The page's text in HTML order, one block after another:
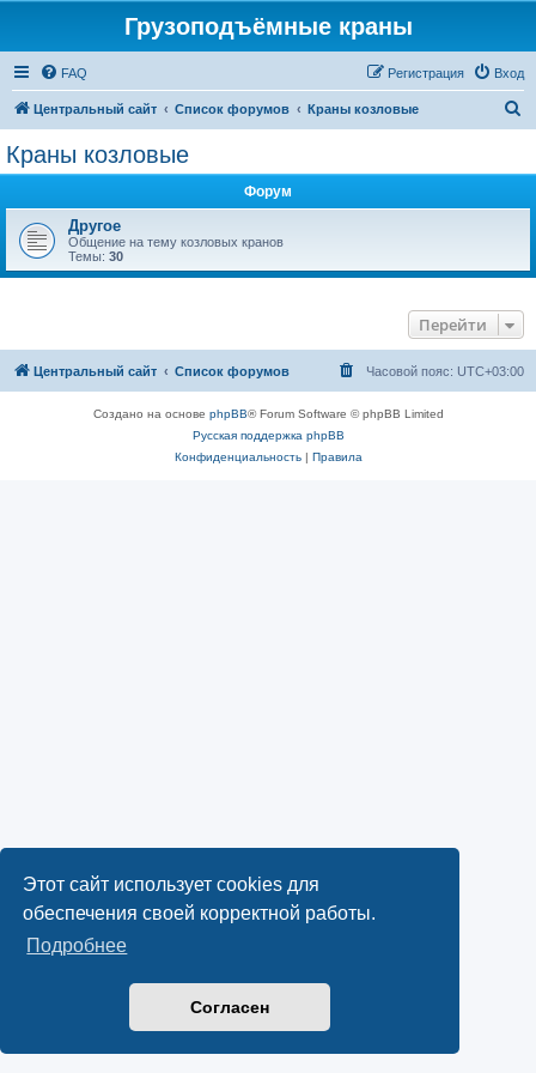
Этот сайт использует cookies для
обеспечения своей корректной работы.
Подробнее
Согласен
Грузоподъёмные краны
FAQ Вход
Регистрация
Центральный сайт Список форумов Краны козловые
Краны козловые
Форум
Другое
Общение на тему козловых кранов
Темы: 30
Перейти
Центральный сайт Список форумов Часовой пояс: UTC+03:00
Создано на основе phpBB® Forum Software © phpBB Limited
Русская поддержка phpBB
Конфиденциальность| Правила